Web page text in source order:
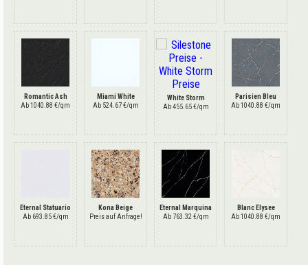
Romantic Ash
Ab 1040.88 €/qm
Miami White
Ab 524.67 €/qm
White Storm
Ab 455.65 €/qm
Parisien Bleu
Ab 1040.88 €/qm
Eternal Statuario
Ab 693.85 €/qm
Kona Beige
Preis auf Anfrage!
Eternal Marquina
Ab 763.32 €/qm
Blanc Elysee
Ab 1040.88 €/qm